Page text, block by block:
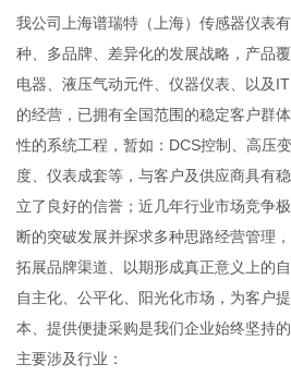
我公司上海谱瑞特（上海）传感器仪表
种、多品牌、差异化的发展战略，产品
电器、液压气动元件、仪器仪表、以及
的经营，已拥有全国范围的稳定客户群
性的系统工程，暂如：DCS控制、高压
度、仪表成套等，与客户及供应商具有
立了良好的信誉；近几年行业市场竞争
断的突破发展并探求多种思路经营管理
拓展品牌渠道、以期形成真正意义上的
自主化、公平化、阳光化市场，为客户
本、提供便捷采购是我们企业始终坚持的
主要涉及行业：